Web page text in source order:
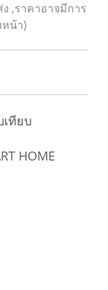
,ราคาอาจมีการ
หน้า)
เทียบ
HOME